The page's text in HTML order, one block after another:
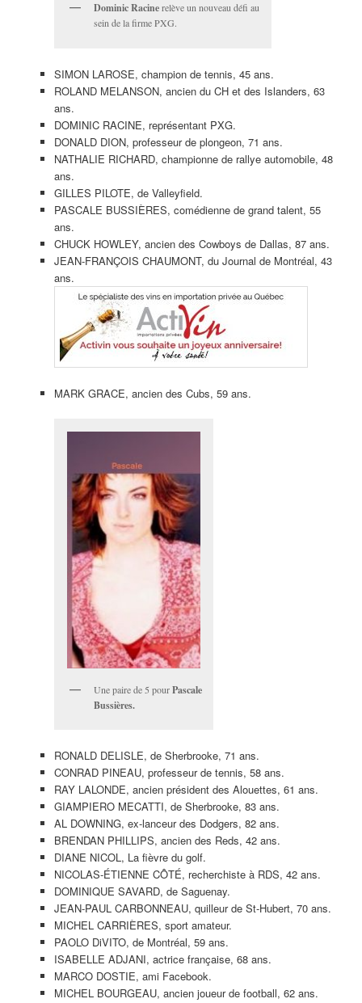
Dominic Racinerelève un nouveau défi au
sein de la firme PXG.
SIMON LAROSE, champion de tennis, 45 ans.
ROLAND MELANSON, ancien du CH et des Islanders, 63
ans.
DOMINIC RACINE, représentant PXG.
DONALD DION, professeur de plongeon, 71 ans.
NATHALIE RICHARD, championne de rallye automobile, 48
ans.
GILLES PILOTE, de Valleyfield.
PASCALE BUSSIÈRES, comédienne de grand talent, 55
ans.
CHUCK HOWLEY, ancien des Cowboys de Dallas, 87 ans.
JEAN-FRANÇOIS CHAUMONT, du Journal de Montréal, 43
ans.
MARK GRACE, ancien des Cubs, 59 ans.
Une paire de 5 pourPascale
Bussières.
RONALD DELISLE, de Sherbrooke, 71 ans.
CONRAD PINEAU, professeur de tennis, 58 ans.
RAY LALONDE, ancien président des Alouettes, 61 ans.
GIAMPIERO MECATTI, de Sherbrooke, 83 ans.
AL DOWNING, ex-lanceur des Dodgers, 82 ans.
BRENDAN PHILLIPS, ancien des Reds, 42 ans.
DIANE NICOL, La fièvre du golf.
NICOLAS-ÉTIENNE CÔTÉ, recherchiste à RDS, 42 ans.
DOMINIQUE SAVARD, de Saguenay.
JEAN-PAUL CARBONNEAU, quilleur de St-Hubert, 70 ans.
MICHEL CARRIÈRES, sport amateur.
PAOLO DiVITO, de Montréal, 59 ans.
ISABELLE ADJANI, actrice française, 68 ans.
MARCO DOSTIE, ami Facebook.
MICHEL BOURGEAU, ancien joueur de football, 62 ans.